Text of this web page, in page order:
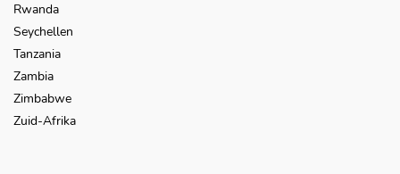
Rwanda
Seychellen
Tanzania
Zambia
Zimbabwe
Zuid-Afrika